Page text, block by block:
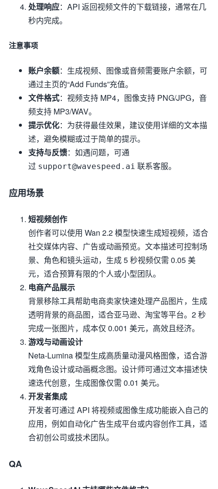
处理响应：API 返回视频文件的下载链接，通常在几
秒内完成。
注意事项
账户余额：生成视频、图像或音频需要账户余额，可
通过主页的“Add Funds”充值。
文件格式：视频支持 MP4，图像支持 PNG/JPG，音
频支持 MP3/WAV。
提示优化：为获得最佳效果，建议使用详细的文本描
述，避免模糊或过于简单的提示。
支持与反馈：如遇问题，可通
过 support@wavespeed.ai 联系客服。
应用场景
短视频创作
创作者可以使用 Wan 2.2 模型快速生成短视频，适合
社交媒体内容、广告或动画预览。文本描述可控制场
景、角色和镜头运动，生成 5 秒视频仅需 0.05 美
元，适合预算有限的个人或小型团队。
电商产品展示
背景移除工具帮助电商卖家快速处理产品图片，生成
透明背景的商品图，适合亚马逊、淘宝等平台。2 秒
完成一张图片，成本仅 0.001 美元，高效且经济。
游戏与动画设计
Neta-Lumina 模型生成高质量动漫风格图像，适合游
戏角色设计或动画概念图。设计师可通过文本描述快
速迭代创意，生成图像仅需 0.01 美元。
开发者集成
开发者可通过 API 将视频或图像生成功能嵌入自己的
应用，例如自动化广告生成平台或内容创作工具，适
合初创公司或技术团队。
QA